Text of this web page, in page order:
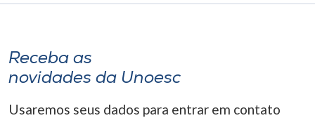
Receba as
novidades da Unoesc
Usaremos seus dados para entrar em contato